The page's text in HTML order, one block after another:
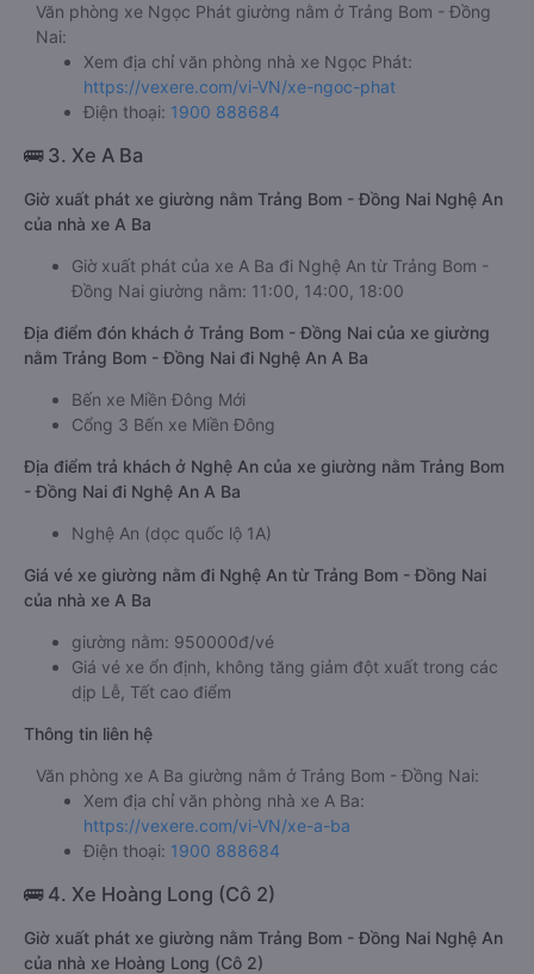
Văn phòng xe Ngọc Phát giường nằm ở Trảng Bom - Đồng
Nai:
Xem địa chỉ văn phòng nhà xe Ngọc Phát:
https://vexere.com/vi-VN/xe-ngoc-phat
Điện thoại: 1900 888684
🚌 3. Xe A Ba
Giờ xuất phát xe giường nằm Trảng Bom - Đồng Nai Nghệ An
của nhà xe A Ba
Giờ xuất phát của xe A Ba đi Nghệ An từ Trảng Bom -
Đồng Nai giường nằm: 11:00, 14:00, 18:00
Địa điểm đón khách ở Trảng Bom - Đồng Nai của xe giường
nằm Trảng Bom - Đồng Nai đi Nghệ An A Ba
Bến xe Miền Đông Mới
Cổng 3 Bến xe Miền Đông
Địa điểm trả khách ở Nghệ An của xe giường nằm Trảng Bom
- Đồng Nai đi Nghệ An A Ba
Nghệ An (dọc quốc lộ 1A)
Giá vé xe giường nằm đi Nghệ An từ Trảng Bom - Đồng Nai
của nhà xe A Ba
giường nằm: 950000đ/vé
Giá vé xe ổn định, không tăng giảm đột xuất trong các
dịp Lễ, Tết cao điểm
Thông tin liên hệ
Văn phòng xe A Ba giường nằm ở Trảng Bom - Đồng Nai:
Xem địa chỉ văn phòng nhà xe A Ba:
https://vexere.com/vi-VN/xe-a-ba
Điện thoại: 1900 888684
🚌 4. Xe Hoàng Long (Cô 2)
Giờ xuất phát xe giường nằm Trảng Bom - Đồng Nai Nghệ An
của nhà xe Hoàng Long (Cô 2)